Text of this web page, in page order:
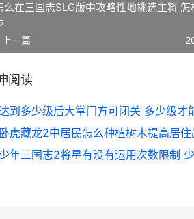
么在三国志SLG版中攻略性地挑选主将 怎
上一篇
阅读
到多少级后大掌门方可闭关 多少级才